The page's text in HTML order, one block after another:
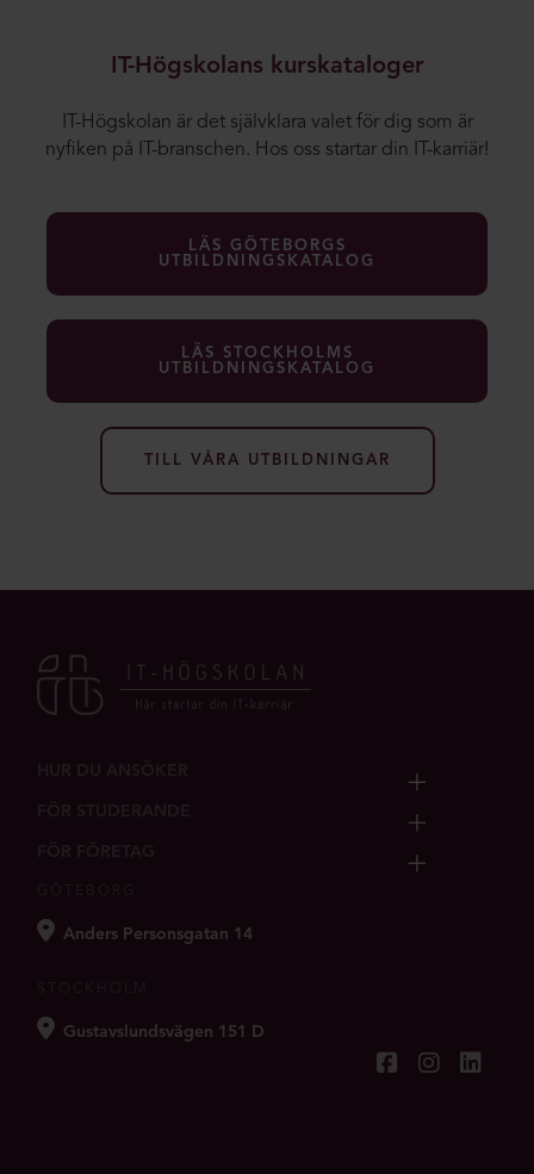
IT-Högskolans kurskataloger
IT-Högskolan är det självklara valet för dig som är
nyfiken på IT-branschen. Hos oss startar din IT-karriär!
LÄS GÖTEBORGS
UTBILDNINGSKATALOG
LÄS STOCKHOLMS
UTBILDNINGSKATALOG
TILL VÅRA UTBILDNINGAR
Anders Personsgatan 14
Gustavslundsvägen 151 D